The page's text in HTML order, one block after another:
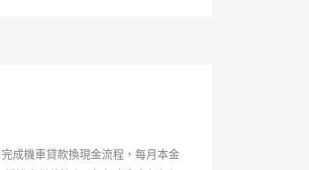
成機車貸款換現金流程，每月本金